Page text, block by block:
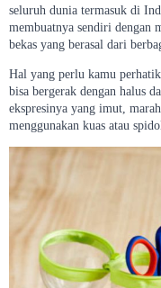
seluruh dunia termasuk di
membuatnya sendiri dengan
bekas yang berasal dari
Hal yang perlu kamu
bisa bergerak dengan halus
ekspresinya yang imut,
menggunakan kuas atau